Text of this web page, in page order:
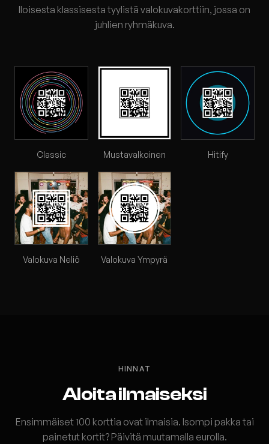
Iloisesta klassisesta tyylistä valokuvakorttiin, jossa on
juhlien ryhmäkuva.
Classic Mustavalkoinen Hitify
Valokuva Neliö Valokuva Ympyrä
HINNAT
Aloita ilmaiseksi
Ensimmäiset 100 korttia ovat ilmaisia. Isompi pakka tai
painetut kortit? Päivitä muutamalla eurolla.